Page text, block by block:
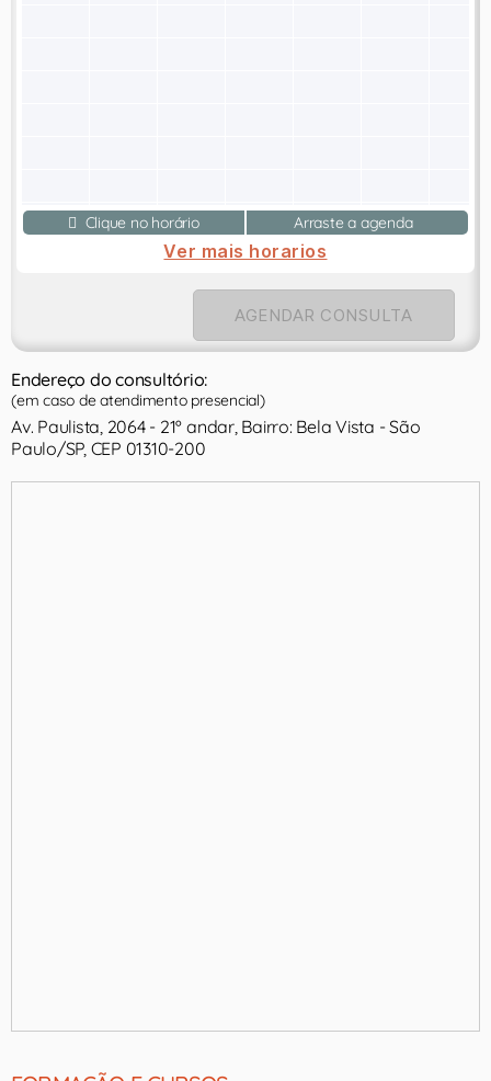
Clique no horário Arraste a agenda
Ver mais horarios
AGENDAR CONSULTA
Endereço do consultório:
(em caso de atendimento presencial)
Av. Paulista, 2064 - 21º andar, Bairro: Bela Vista - São
Paulo/SP, CEP 01310-200